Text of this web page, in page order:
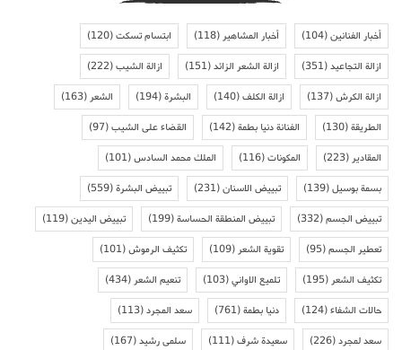
أخبار الفنانين(104) أخبار المشاهير(118) ابتسام تسكت(120)
ازالة التجاعيد(351) ازالة الشعر الزائد(151) ازالة الشيب(222)
ازالة الكرش(137) ازالة الكلف(140) البشرة(194) الشعر(163)
الطريقة(130) الفنانة دنيا بطمة(142) القضاء على الشيب(97)
المقادير(223) المكونات(116) الملك محمد السادس(101)
بسمة بوسيل(139) تبييض الاسنان(231) تبييض البشرة(559)
تبييض الجسم(332) تبييض المنطقة الحساسة(199) تبييض اليدين(119)
تعطير الجسم(95) تقوية الشعر(109) تكثيف الرموش(101)
تكثيف الشعر(195) تلميع الاواني(103) تنعيم الشعر(434)
حالات الشفاء(124) دنيا بطمة(761) سعد المجرد(113)
سعد لمجرد(226) سعيدة شرف(111) سلمى رشيد(167)